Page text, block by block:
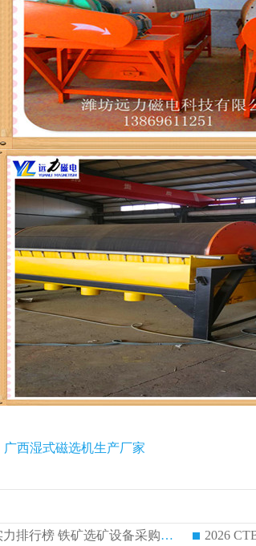
稀土永磁辊式强磁选机 RCT系
广西湿式磁选机生产厂家
2026CTB 湿式永磁磁选机靠谱厂家实力排行榜 铁矿选矿设备采购全流程选购指南